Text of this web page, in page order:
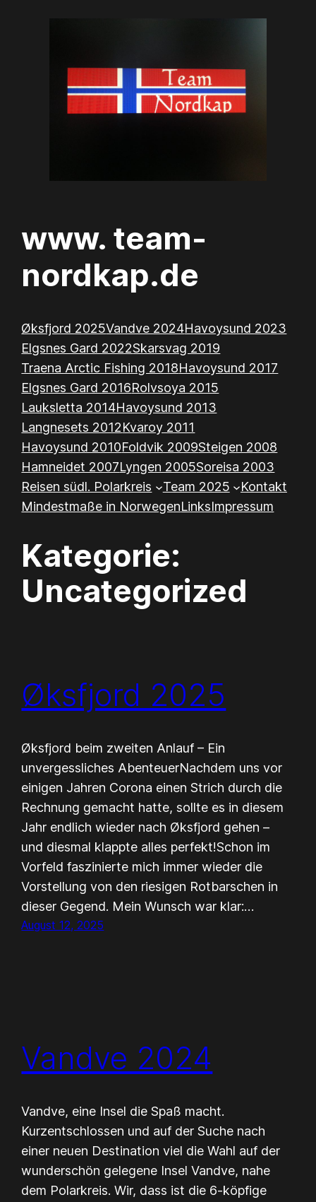
www. team-
nordkap.de
Øksfjord 2025Vandve 2024Havoysund 2023
Elgsnes Gard 2022Skarsvag 2019
Traena Arctic Fishing 2018Havoysund 2017
Elgsnes Gard 2016Rolvsoya 2015
Lauksletta 2014Havoysund 2013
Langnesets 2012Kvaroy 2011
Havoysund 2010Foldvik 2009Steigen 2008
Hamneidet 2007Lyngen 2005Soreisa 2003
Reisen südl. Polarkreis
Team 2025
Kontakt
Mindestmaße in NorwegenLinksImpressum
Kategorie:
Uncategorized
Øksfjord 2025
Øksfjord beim zweiten Anlauf – Ein
unvergessliches AbenteuerNachdem uns vor
einigen Jahren Corona einen Strich durch die
Rechnung gemacht hatte, sollte es in diesem
Jahr endlich wieder nach Øksfjord gehen –
und diesmal klappte alles perfekt!Schon im
Vorfeld faszinierte mich immer wieder die
Vorstellung von den riesigen Rotbarschen in
dieser Gegend. Mein Wunsch war klar:…
August 12, 2025
Vandve 2024
Vandve, eine Insel die Spaß macht.
Kurzentschlossen und auf der Suche nach
einer neuen Destination viel die Wahl auf der
wunderschön gelegene Insel Vandve, nahe
dem Polarkreis. Wir, dass ist die 6-köpfige